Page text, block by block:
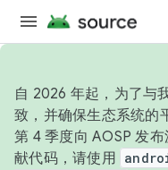
自 2026 年起，为了与
致，并确保生态系统的
第 4 季度向 AOSP 发
献代码，请使用